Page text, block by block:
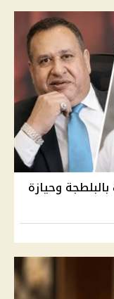
بالبلطجة وحيازة